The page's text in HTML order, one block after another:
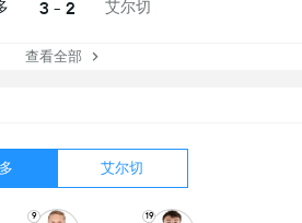
艾尔切
9 19
3 - 2 艾尔切
查看全部